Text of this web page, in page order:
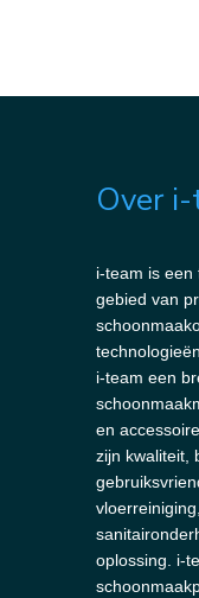
Over
i-team is
gebied van
i-team een
en
zijn kwaliteit,
oplossing. i-